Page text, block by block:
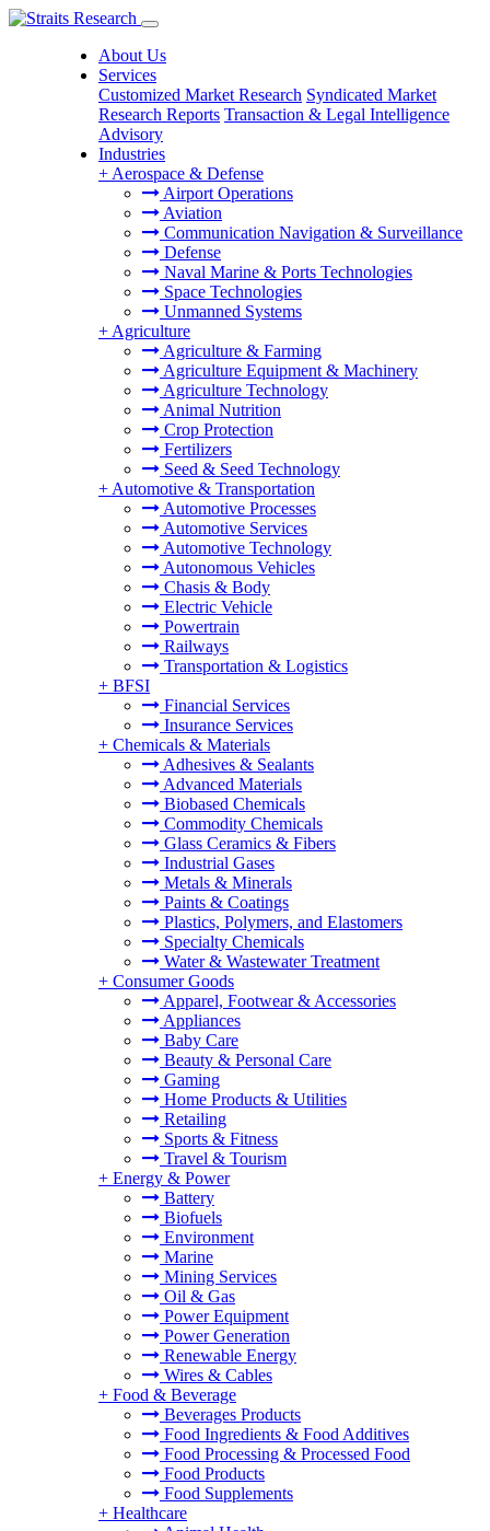
About Us
Services
Customized Market Research Syndicated Market
Research Reports Transaction & Legal Intelligence
Advisory
Industries
+ Aerospace & Defense
Airport Operations
Aviation
Communication Navigation & Surveillance
Defense
Naval Marine & Ports Technologies
Space Technologies
Unmanned Systems
+ Agriculture
Agriculture & Farming
Agriculture Equipment & Machinery
Agriculture Technology
Animal Nutrition
Crop Protection
Fertilizers
Seed & Seed Technology
+ Automotive & Transportation
Automotive Processes
Automotive Services
Automotive Technology
Autonomous Vehicles
Chasis & Body
Electric Vehicle
Powertrain
Railways
Transportation & Logistics
+ BFSI
Financial Services
Insurance Services
+ Chemicals & Materials
Adhesives & Sealants
Advanced Materials
Biobased Chemicals
Commodity Chemicals
Glass Ceramics & Fibers
Industrial Gases
Metals & Minerals
Paints & Coatings
Plastics, Polymers, and Elastomers
Specialty Chemicals
Water & Wastewater Treatment
+ Consumer Goods
Apparel, Footwear & Accessories
Appliances
Baby Care
Beauty & Personal Care
Gaming
Home Products & Utilities
Retailing
Sports & Fitness
Travel & Tourism
+ Energy & Power
Battery
Biofuels
Environment
Marine
Mining Services
Oil & Gas
Power Equipment
Power Generation
Renewable Energy
Wires & Cables
+ Food & Beverage
Beverages Products
Food Ingredients & Food Additives
Food Processing & Processed Food
Food Products
Food Supplements
+ Healthcare